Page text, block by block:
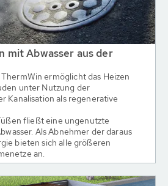
mit Abwasser aus der
ermöglicht das Heizen
unter Nutzung der
Kanalisation als regenerative
fließt eine ungenutzte
Als Abnehmer der daraus
bieten sich alle größeren
an.